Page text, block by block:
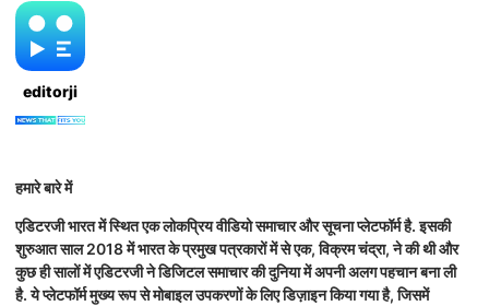
editorji
हमारे बारे में
एडिटरजी भारत में स्थित एक लोकप्रिय वीडियो समाचार और सूचना प्लेटफॉर्म है. इसकी
शुरुआत साल 2018 में भारत के प्रमुख पत्रकारों में से एक, विक्रम चंद्रा, ने की थी और
कुछ ही सालों में एडिटरजी ने डिजिटल समाचार की दुनिया में अपनी अलग पहचान बना ली
है. ये प्लेटफॉर्म मुख्य रूप से मोबाइल उपकरणों के लिए डिज़ाइन किया गया है, जिसमें